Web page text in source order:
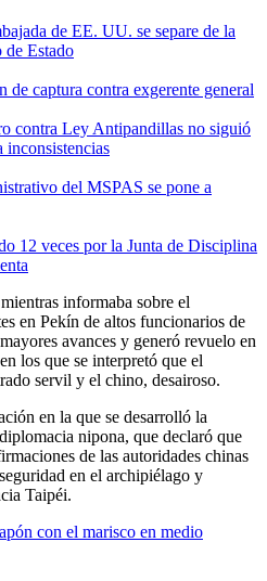
de EE. UU. se separe de la
de Estado
captura contra exgerente general
contra Ley Antipandillas no siguió
inconsistencias
del MSPAS se pone a
12 veces por la Junta de Disciplina
informaba sobre el
en Pekín de altos funcionarios de
avances y generó revuelo en
los que se interpretó que el
servil y el chino, desairoso.
en la que se desarrolló la
nipona, que declaró que
de las autoridades chinas
en el archipiélago y
Taipéi.
con el marisco en medio